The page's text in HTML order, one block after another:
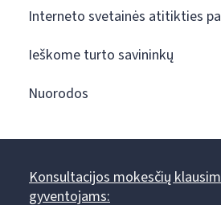
Interneto svetainės atitikties
Ieškome turto savininkų
Nuorodos
Konsultacijos mokesčių
gyventojams: